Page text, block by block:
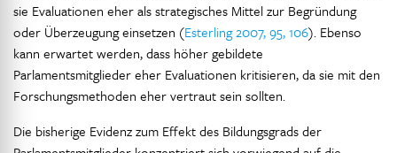
sie Evaluationen eher als strategisches Mittel zur Begründung
oder Überzeugung einsetzen (Esterling 2007, 95, 106). Ebenso
kann erwartet werden, dass höher gebildete
Parlamentsmitglieder eher Evaluationen kritisieren, da sie mit den
Forschungsmethoden eher vertraut sein sollten.
Die bisherige Evidenz zum Effekt des Bildungsgrads der